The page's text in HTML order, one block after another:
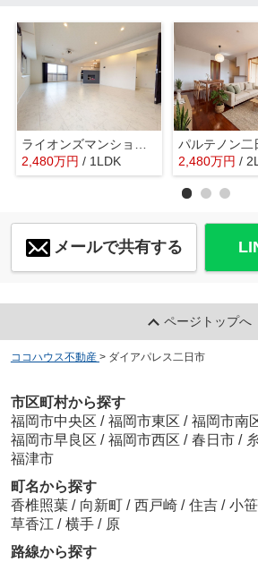
2,480万円 / 1LDK
2,480万円 /
メールで共有する
ページトップへ
ココハウス不動産 > ダイアパレス二日市
市区町村から探す
福岡市中央区 / 福岡市東区 / 福岡市南
福岡市早良区 / 福岡市西区 / 春日市 /
福津市
町名から探す
香椎照葉 / 向新町 / 西戸崎 / 住吉 / 小笹
草香江 / 横手 / 原
路線から探す